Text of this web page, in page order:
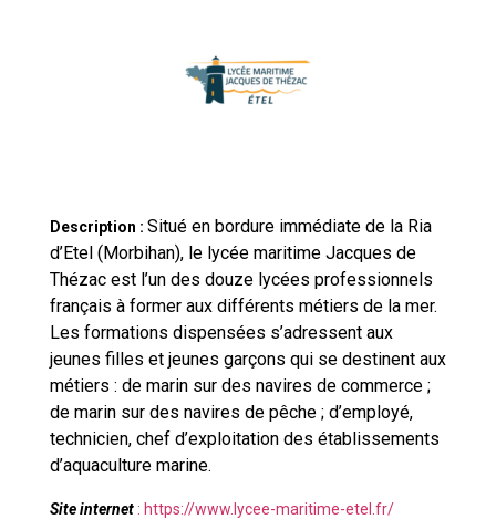
Description : Situé en bordure immédiate de la Ria
d’Etel (Morbihan), le lycée maritime Jacques de
Thézac est l’un des douze lycées professionnels
français à former aux différents métiers de la mer.
Les formations dispensées s’adressent aux
jeunes filles et jeunes garçons qui se destinent aux
métiers : de marin sur des navires de commerce ;
de marin sur des navires de pêche ; d’employé,
technicien, chef d’exploitation des établissements
d’aquaculture marine.
Site internet : https://www.lycee-maritime-etel.fr/